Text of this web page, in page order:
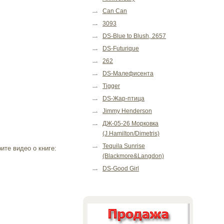
видео о книге:
Can Can
3093
DS-Blue to Blush, 2657
DS-Futurique
262
DS-Малефисента
Tigger
DS-Жар-птица
Jimmy Henderson
ДЖ-05-26 Морковка
(J.Hamilton/Dimetris)
Tequila Sunrise
(Blackmore&Langdon)
DS-Good Girl